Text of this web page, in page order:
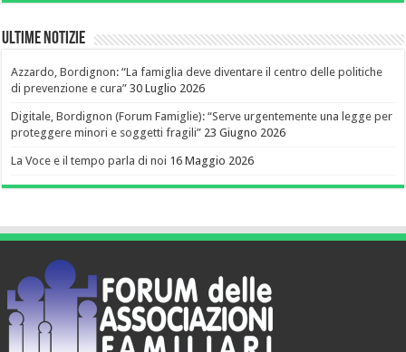
Ultime notizie
Azzardo, Bordignon: “La famiglia deve diventare il centro delle politiche
di prevenzione e cura” 30 Luglio 2026
Digitale, Bordignon (Forum Famiglie): “Serve urgentemente una legge per
proteggere minori e soggetti fragili” 23 Giugno 2026
La Voce e il tempo parla di noi 16 Maggio 2026